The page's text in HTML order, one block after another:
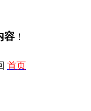
容 ！
首页